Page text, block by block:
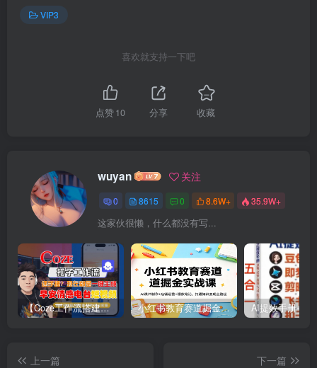
VIP3
喜欢就支持一下吧
点赞10 分享 收藏
wuyan 关注
0 8615 0 8.6W+ 35.9W+
这家伙很懒，什么都没有写...
【Coze工作流搭建实操教程】【coze】早安情感电台日签视频还在手动做？用扣子工作流自动生成，省时90% 小红书教育赛道掘金实战课：AI课件制作+店铺运营+爆款笔记，打通知识变现全路径
上一篇
下一篇